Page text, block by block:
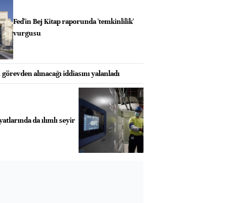
Fed'in Bej Kitap raporunda 'temkinlilik'
vurgusu
alınacağı iddiasını yalanladı
da ılımlı seyir